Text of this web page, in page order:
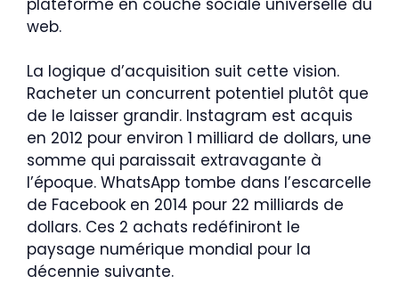
web.
La logique d’acquisition suit cette vision.
Racheter un concurrent potentiel plutôt que
de le laisser grandir. Instagram est acquis
en 2012 pour environ 1 milliard de dollars, une
somme qui paraissait extravagante à
l’époque. WhatsApp tombe dans l’escarcelle
de Facebook en 2014 pour 22 milliards de
dollars. Ces 2 achats redéfiniront le
paysage numérique mondial pour la
décennie suivante.